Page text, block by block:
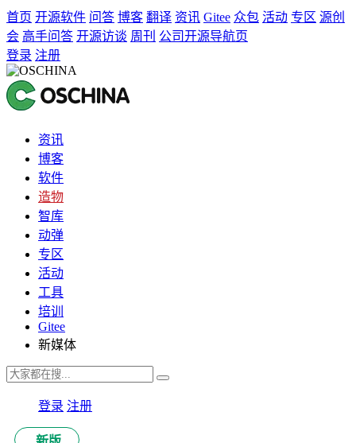
首页 开源软件 问答 博客 翻译 资讯 Gitee 众包 活动 专区 源创
会 高手问答 开源访谈 周刊 公司开源导航页
登录 注册
资讯
博客
软件
造物
智库
动弹
专区
活动
工具
培训
Gitee
新媒体
登录 注册